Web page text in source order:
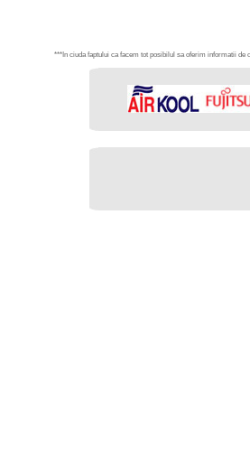
***In ciuda faptului ca facem tot posibilul sa oferim informatii